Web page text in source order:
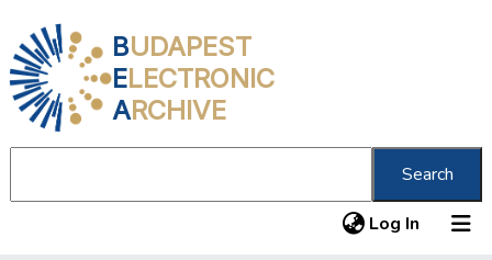
BUDAPEST
ELECTRONIC
ARCHIVE
Search
Log In (current)